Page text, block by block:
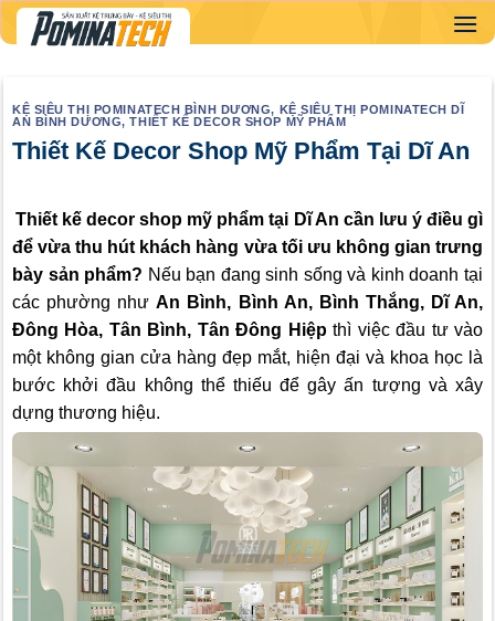
Skip
to
KỆ SIÊU THỊ POMINATECH BÌNH DƯƠNG, KỆ SIÊU THỊ POMINATECH DĨ
AN BÌNH DƯƠNG,THIẾT KẾ DECOR SHOP MỸ PHẨM
Thiết Kế Decor Shop Mỹ Phẩm Tại Dĩ An
Thiết kế decor shop mỹ phẩm tại Dĩ An cần lưu ý điều gì
để vừa thu hút khách hàng vừa tối ưu không gian trưng
bày sản phẩm? Nếu bạn đang sinh sống và kinh doanh tại
các phường nhưAn Bình, Bình An, Bình Thắng, Dĩ An,
Đông Hòa, Tân Bình, Tân Đông Hiệpthì việc đầu tư vào
một không gian cửa hàng đẹp mắt, hiện đại và khoa học là
bước khởi đầu không thể thiếu để gây ấn tượng và xây
dựng thương hiệu.